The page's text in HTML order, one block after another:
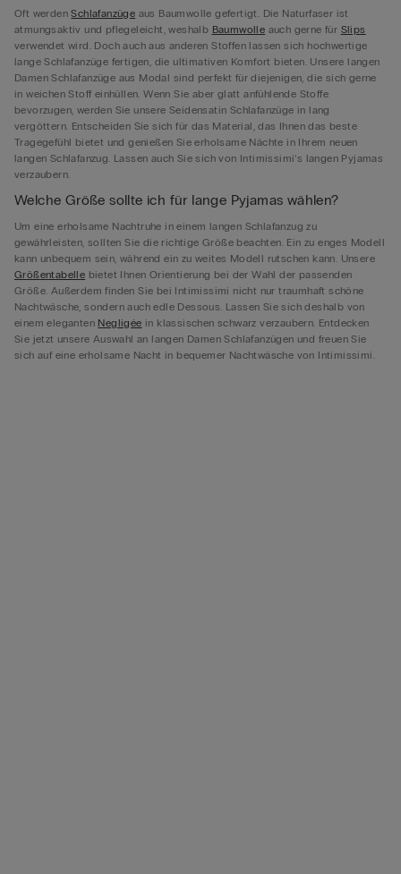
Oft werdenSchlafanzüge aus Baumwolle gefertigt. Die Naturfaser ist
atmungsaktiv und pflegeleicht, weshalb Baumwolle auch gerne für Slips
verwendet wird. Doch auch aus anderen Stoffen lassen sich hochwertige
lange Schlafanzüge fertigen, die ultimativen Komfort bieten. Unsere langen
Damen Schlafanzüge aus Modal sind perfekt für diejenigen, die sich gerne
in weichen Stoff einhüllen. Wenn Sie aber glatt anfühlende Stoffe
bevorzugen, werden Sie unsere Seidensatin Schlafanzüge in lang
vergöttern. Entscheiden Sie sich für das Material, das Ihnen das beste
Tragegefühl bietet und genießen Sie erholsame Nächte in Ihrem neuen
langen Schlafanzug. Lassen auch Sie sich von Intimissimi’s langen Pyjamas
verzaubern.
Welche Größe sollte ich für lange Pyjamas wählen?
Um eine erholsame Nachtruhe in einem langen Schlafanzug zu
gewährleisten, sollten Sie die richtige Größe beachten. Ein zu enges Modell
kann unbequem sein, während ein zu weites Modell rutschen kann. Unsere
Größentabelle bietet Ihnen Orientierung bei der Wahl der passenden
Größe. Außerdem finden Sie bei Intimissimi nicht nur traumhaft schöne
Nachtwäsche, sondern auch edle Dessous. Lassen Sie sich deshalb von
einem eleganten Negligée in klassischen schwarz verzaubern. Entdecken
Sie jetzt unsere Auswahl an langen Damen Schlafanzügen und freuen Sie
sich auf eine erholsame Nacht in bequemer Nachtwäsche von Intimissimi.